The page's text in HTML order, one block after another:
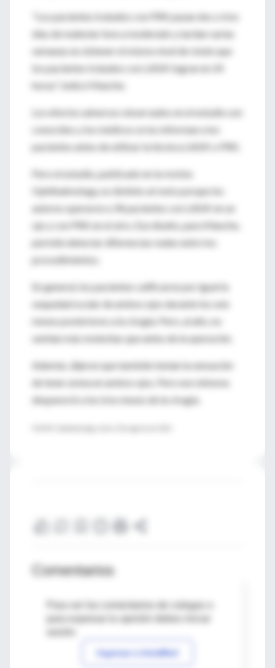
"Los pacientes tratados con PRK pasan dos o tres
días de malestar leve a moderado y tardan varias
semanas en obtener el mismo nivel de visión que
los pacientes tratados con LASIK logran en 24
horas", indicó Manche.
Los efectos adversos observados en el estudio son
conocidos y los médicos se los informan a los
pacientes antes de utilizar la técnica LASIK o PRK.
Pero el estudio, publicado en la revista
Ophthalmology, es distinto al resto porque los
autores operaron a 34 pacientes con LASIK en un
ojo y con PRK en el otro. Ese diseño, para Manche,
permite detectar diferencias reales entre los
procedimientos.
En general, los pacientes calificaron por igual la
sequedad ocular de ambos ojos durante los seis
meses posteriores a la cirugía. Pero, al año, no
sentían más molestias que antes de la operación.
Además, dijeron que también tenían la sensación
de tener arena en ambos ojos. Pero ese síntoma
despareció a los tres meses de la cirugía.
Comentarios
Para ver los comentarios de colegas o
Ingresar a IntraMed